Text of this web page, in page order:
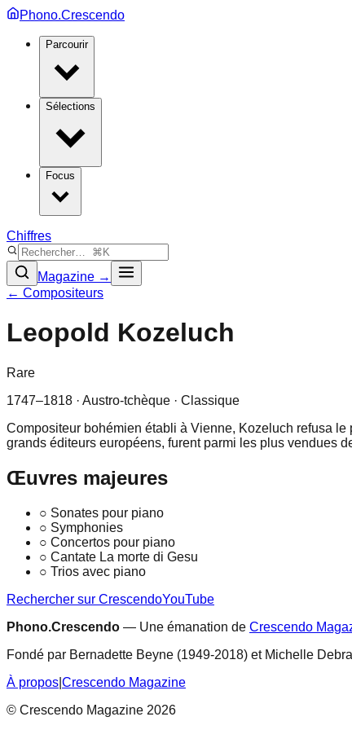
Phono.Crescendo
Parcourir
Sélections
Focus
Chiffres
Magazine →
← Compositeurs
Leopold Kozeluch
Rare
1747–1818 · Austro-tchèque · Classique
Compositeur bohémien établi à Vienne, Kozeluch refusa
grands éditeurs européens, furent parmi les plus vendues
Œuvres majeures
○ Sonates pour piano
○ Symphonies
○ Concertos pour piano
○ Cantate La morte di Gesu
○ Trios avec piano
Rechercher sur CrescendoYouTube
Phono.Crescendo — Une émanation de Crescendo
Fondé par Bernadette Beyne (1949-2018) et Michelle
À propos Crescendo Magazine
© Crescendo Magazine 2026